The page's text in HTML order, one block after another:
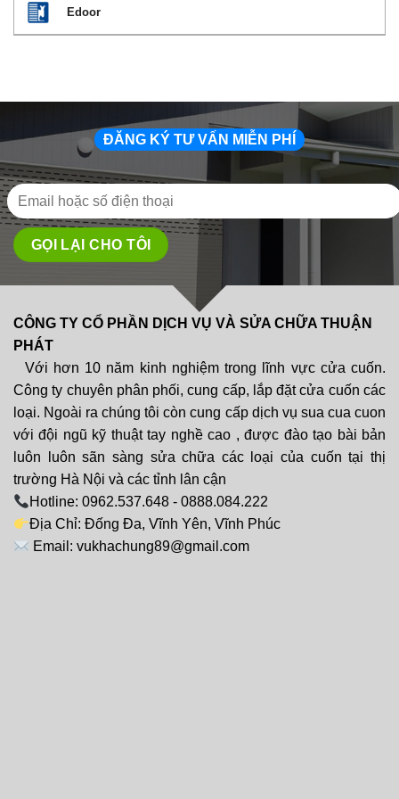
Edoor
ĐĂNG KÝ TƯ VẤN MIỄN PHÍ
CÔNG TY CỔ PHẦN DỊCH VỤ VÀ SỬA CHỮA THUẬN
PHÁT
Với hơn 10 năm kinh nghiệm trong lĩnh vực cửa cuốn.
Công ty chuyên phân phối, cung cấp, lắp đặt cửa cuốn các
loại. Ngoài ra chúng tôi còn cung cấp dịch vụ sua cua cuon
với đội ngũ kỹ thuật tay nghề cao , được đào tạo bài bản
luôn luôn sãn sàng sửa chữa các loại của cuốn tại thị
trường Hà Nội và các tỉnh lân cận
Hotline: 0962.537.648 - 0888.084.222
Địa Chỉ: Đống Đa, Vĩnh Yên, Vĩnh Phúc
Email: vukhachung89@gmail.com